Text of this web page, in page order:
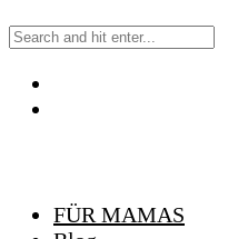
FÜR MAMAS